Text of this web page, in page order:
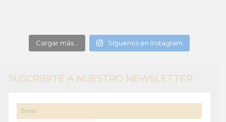
Cargar más... Síguenos en Instagram
SUSCRIBITE A NUESTRO NEWSLETTER